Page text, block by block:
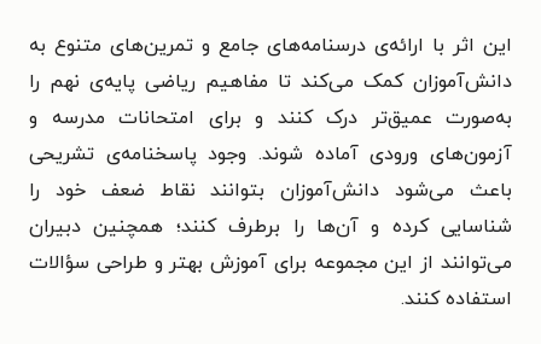
این اثر با ارائه‌ی درسنامه‌های جامع و تمرین‌های متنوع به
دانش‌آموزان کمک می‌کند تا مفاهیم ریاضی پایه‌ی نهم را
به‌صورت عمیق‌تر درک کنند و برای امتحانات مدرسه و
آزمون‌های ورودی آماده شوند. وجود پاسخنامه‌ی تشریحی
باعث می‌شود دانش‌آموزان بتوانند نقاط ضعف خود را
شناسایی کرده و آن‌ها را برطرف کنند؛ همچنین دبیران
می‌توانند از این مجموعه برای آموزش بهتر و طراحی سؤالات
استفاده کنند.